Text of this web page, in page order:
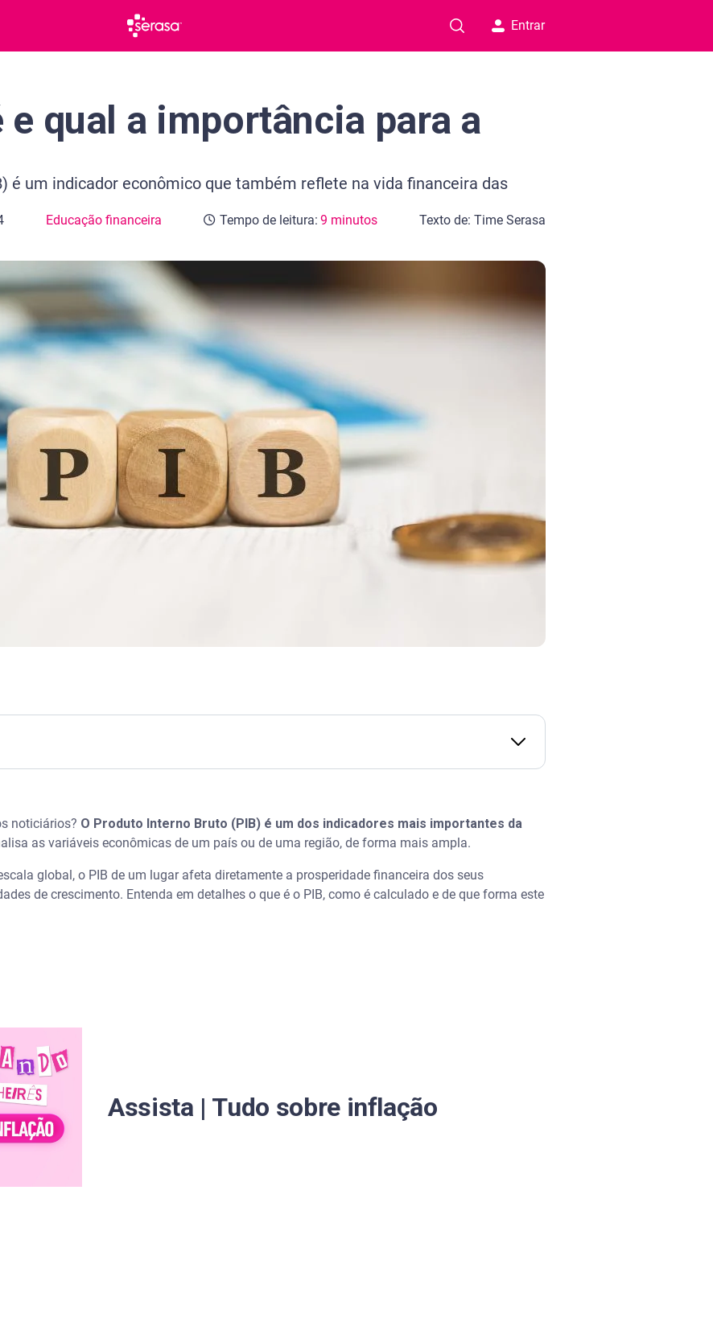
Entrar
e qual a importância para a
é um indicador econômico que também reflete na vida financeira das
Educação financeira Tempo de leitura: 9 minutos Texto de: Time Serasa
e PIB real
noticiários? O Produto Interno Bruto (PIB) é um dos indicadores mais importantes da
as variáveis econômicas de um país ou de uma região, de forma mais ampla.
global, o PIB de um lugar afeta diretamente a prosperidade financeira dos seus
de crescimento. Entenda em detalhes o que é o PIB, como é calculado e de que forma este
Assista | Tudo sobre inflação